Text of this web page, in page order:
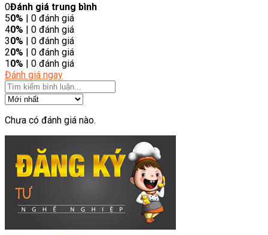
0Đánh giá trung bình
50% | 0 đánh giá
40% | 0 đánh giá
30% | 0 đánh giá
20% | 0 đánh giá
10% | 0 đánh giá
Đánh giá ngay
Chưa có đánh giá nào.